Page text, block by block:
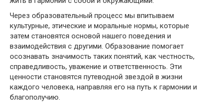
Через образовательный процесс мы впитываем
культурные, этические и моральные нормы, которые
затем становятся основой нашего поведения и
взаимодействия с другими. Образование помогает
осознавать значимость таких понятий, как честность,
справедливость, уважение и ответственность. Эти
ценности становятся путеводной звездой в жизни
каждого человека, направляя его на путь к гармонии и
благополучию.